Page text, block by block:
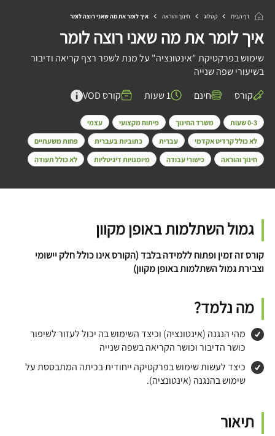
דף הבית קטלוג חינוך והוראה איך לומר את מה שאני רוצה לומר
איך לומר את מה שאני רוצה לומר
שימוש בפרקטיקת "אינטונציה" על מנת לשפר רצף קריאה ודיבור
בשיעורי שפה שנייה
קורס
חינם 1 שעות קורס VOD
0-3 שעות משרד החינוך פיתוח מקצועי
עצמי
לא כולל קרדיט אקדמי
עברית כתוביות בעברית
פחות משעתיים
חינוך והוראה
כישורי עבודה מיומנויות דיגיטליות לא כולל תעודה
גמול השתלמות באופן מקוון
קורס זה זמין ופתוח ללמידה בלבד (הקורס אינו כולל חלק יישומי
וצבירת גמול השתלמות באופן מקוון)
מה נלמד?
מהי הנגנה (אינטונציה) וכיצד השימוש בה יכול לעזור לשיפור
כושר הדיבור וכושר הקריאה בשפה שנייה
כיצד לעשות שימוש בפרקטיקה ייחודית בכיתה המתבססת על
שימוש בהנגנה (אינטונציה).
תיאור